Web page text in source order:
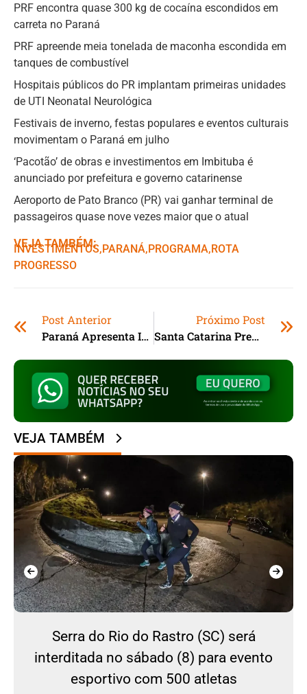
PRF encontra quase 300 kg de cocaína escondidos em
carreta no Paraná
PRF apreende meia tonelada de maconha escondida em
tanques de combustível
Hospitais públicos do PR implantam primeiras unidades
de UTI Neonatal Neurológica
Festivais de inverno, festas populares e eventos culturais
movimentam o Paraná em julho
‘Pacotão’ de obras e investimentos em Imbituba é
anunciado por prefeitura e governo catarinense
Aeroporto de Pato Branco (PR) vai ganhar terminal de
passageiros quase nove vezes maior que o atual
VEJA TAMBÉM:
INVESTIMENTOS,ㅤPARANÁ,ㅤPROGRAMA,ㅤROTA
PROGRESSO
Post Anterior
Paraná Apresenta Investimentos
Próximo Post
Santa Catarina Prevê Crescimento De 9,5% Nas Receitas
VEJA TAMBÉM
Serra do Rio do Rastro (SC) será
interditada no sábado (8) para evento
esportivo com 500 atletas